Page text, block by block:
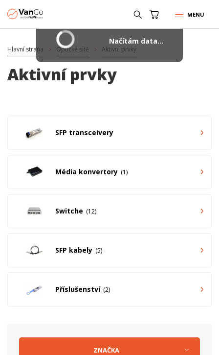
MENU
Hlavní strana Optické sítě Aktivní prvky
Aktivní prvky
SFP transceivery
Média konvertory 1
Switche 12
SFP kabely 5
Příslušenství 2
ZNAČKA
Načítám data...